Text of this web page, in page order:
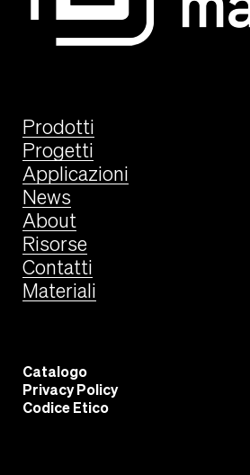
Prodotti
Progetti
Applicazioni
News
About
Risorse
Contatti
Materiali
Catalogo
Privacy Policy
Codice Etico